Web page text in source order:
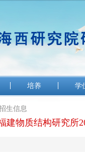
培养 学
生信息
建物质结构研究所